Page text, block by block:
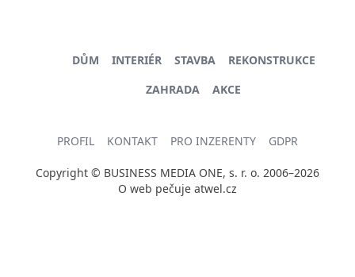
DŮM INTERIÉR STAVBA
REKONSTRUKCE
ZAHRADA
AKCE
PROFIL KONTAKT PRO INZERENTY GDPR
Copyright © BUSINESS MEDIA ONE, s. r. o. 2006–2026